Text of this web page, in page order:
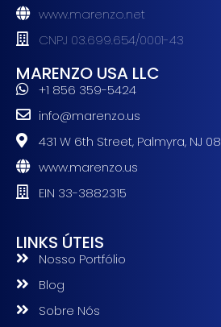
www.marenzo.net
CNPJ 03.699.654/0001-43
MARENZO USA LLC
+1 856 359-5424
info@marenzo.us
431 W 6th Street, Palmyra, NJ
www.marenzo.us
EIN 33-3882315
LINKS ÚTEIS
Nosso Portfólio
Blog
Sobre Nós